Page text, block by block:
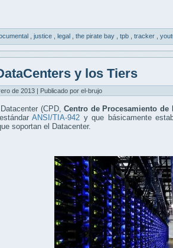
justice legal the pirate bay tpb tracker
y los Tiers
de 2013 | Publicado por el-brujo
(CPD,Centro de Procesamiento de
ANSI/TIA-942 y que básicamente
soportan el Datacenter.